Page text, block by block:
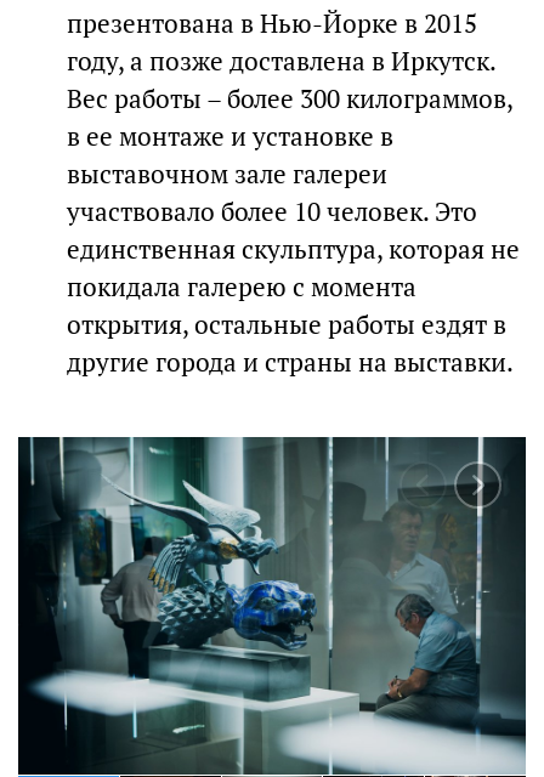
презентована в Нью-Йорке в 2015
году, а позже доставлена в Иркутск.
Вес работы – более 300 килограммов,
в ее монтаже и установке в
выставочном зале галереи
участвовало более 10 человек. Это
единственная скульптура, которая не
покидала галерею с момента
открытия, остальные работы ездят в
другие города и страны на выставки.